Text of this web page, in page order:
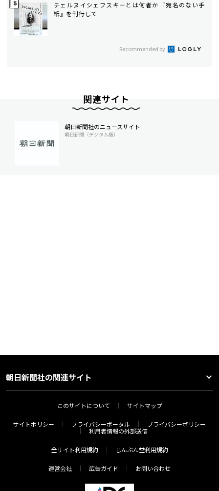
チェルヌイシェフスキーとは何者か――『宛名のない手
紙』を刊行して
Recommended by
関連サイト
朝日新聞社のニュースサイト
朝日新聞（デジタル版）
朝日新聞社の関連サイト
このサイトについて サイトマップ
サイトポリシー プライバシーポータル
プライバシーポリシー
利用者情報の外部送信
全サイト利用規約 じんぶん堂利用規約
運営会社 広告ガイド お問い合わせ